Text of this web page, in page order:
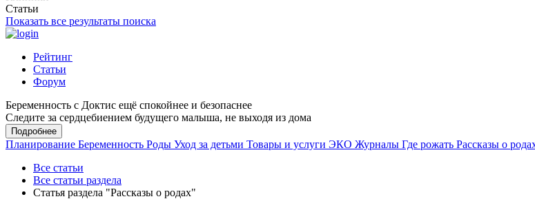
Статьи
Показать все результаты поиска
Рейтинг
Статьи
Форум
Беременность с Доктис ещё спокойнее и безопаснее
Следите за сердцебиением будущего малыша, не выходя из дома
Подробнее
Планирование Беременность Роды Уход за детьми Товары и услуги ЭКО Журналы Где рожать Рассказы о
Все статьи
Все статьи раздела
Статья раздела "Рассказы о родах"